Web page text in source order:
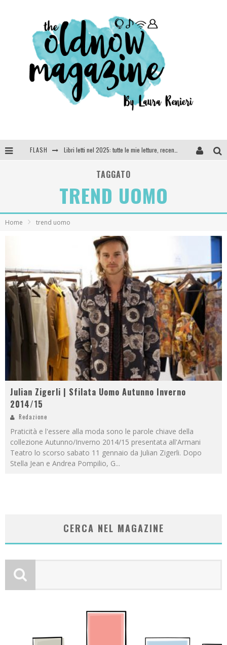
FLASH
SEE YOU AT 5 | Chanel
Anya Taylor-Joy, Jisoo e Willow Smith protagoniste della nuova campagna Dior Addict
TAGGATO
TREND UOMO
Home trend uomo
Julian Zigerli | Sfilata Uomo Autunno Inverno
2014/15
Redazione
Praticità e l'essere alla moda sono le parole chiave della
collezione Autunno/Inverno 2014/15 presentata all'Armani
Teatro lo scorso sabato 11 gennaio da Julian Zigerli. Dopo
Stella Jean e Andrea Pompilio, G...
CERCA NEL MAGAZINE